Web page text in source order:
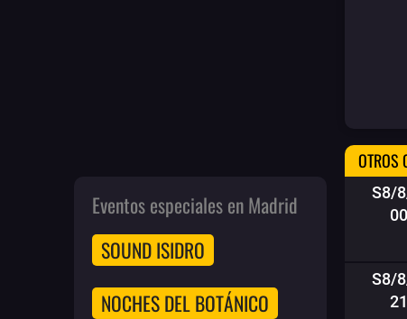
OTROS
S8/
S8/
Eventos especiales en Madrid
SOUND ISIDRO
NOCHES DEL BOTÁNICO